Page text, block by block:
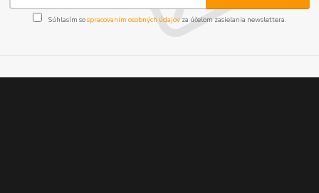
Súhlasím sospracovaním osobných údajov za účelom zasielania newslettera.